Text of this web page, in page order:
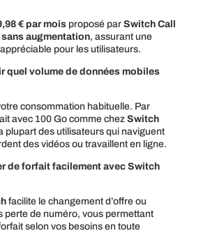
€ par moisproposé par Switch Call
sans augmentation, assurant une
pour les utilisateurs.
quel volume de données mobiles
consommation habituelle. Par
avec 100 Go comme chez Switch
plupart des utilisateurs qui naviguent
des vidéos ou travaillent en ligne.
de forfait facilement avec Switch
facilite le changement d’offre ou
perte de numéro, vous permettant
selon vos besoins en toute